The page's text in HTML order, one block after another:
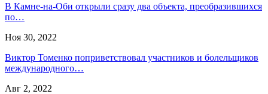
В Камне-на-Оби открыли сразу два объекта, преобразившихся
по…
Ноя 30, 2022
Виктор Томенко поприветствовал участников и болельщиков
международного…
Авг 2, 2022